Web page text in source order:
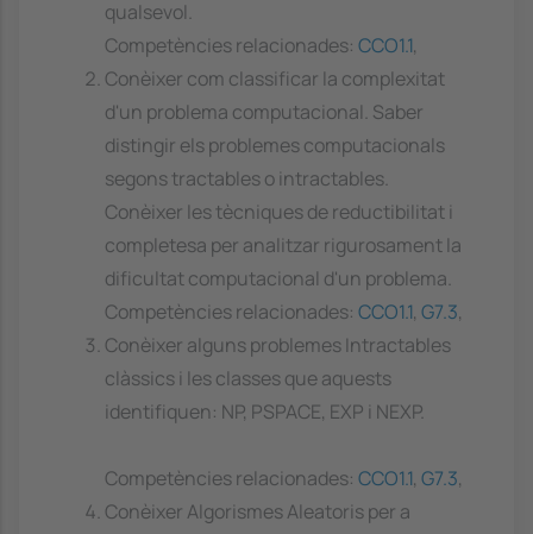
qualsevol.
Competències relacionades: CCO1.1,
Conèixer com classificar la complexitat
d'un problema computacional. Saber
distingir els problemes computacionals
segons tractables o intractables.
Conèixer les tècniques de reductibilitat i
completesa per analitzar rigurosament la
dificultat computacional d'un problema.
Competències relacionades: CCO1.1, G7.3,
Conèixer alguns problemes Intractables
clàssics i les classes que aquests
identifiquen: NP, PSPACE, EXP i NEXP.
Competències relacionades: CCO1.1, G7.3,
Conèixer Algorismes Aleatoris per a